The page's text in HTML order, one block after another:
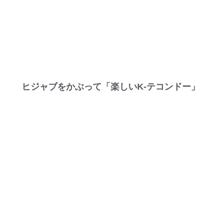
ヒジャブをかぶって「楽しいK-テコンドー」